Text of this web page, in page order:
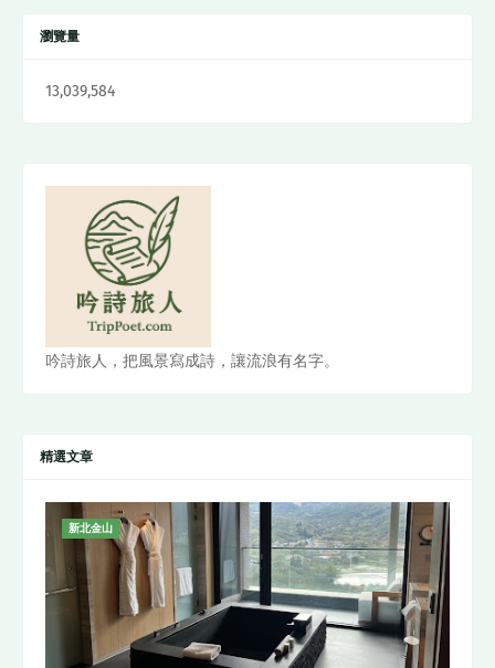
瀏覽量
13,039,584
吟詩旅人，把風景寫成詩，讓流浪有名字。
精選文章
新北金山